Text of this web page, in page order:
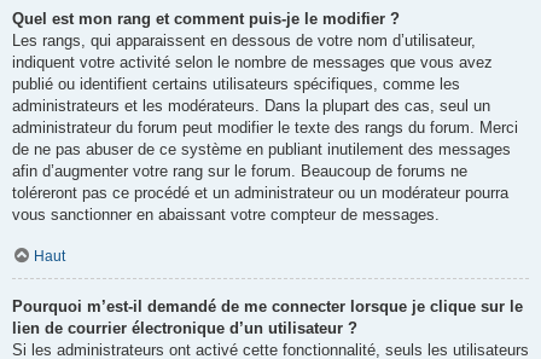
Quel est mon rang et comment puis-je le modifier ?
Les rangs, qui apparaissent en dessous de votre nom d’utilisateur,
indiquent votre activité selon le nombre de messages que vous avez
publié ou identifient certains utilisateurs spécifiques, comme les
administrateurs et les modérateurs. Dans la plupart des cas, seul un
administrateur du forum peut modifier le texte des rangs du forum. Merci
de ne pas abuser de ce système en publiant inutilement des messages
afin d’augmenter votre rang sur le forum. Beaucoup de forums ne
toléreront pas ce procédé et un administrateur ou un modérateur pourra
vous sanctionner en abaissant votre compteur de messages.
Haut
Pourquoi m’est-il demandé de me connecter lorsque je clique sur le
lien de courrier électronique d’un utilisateur ?
Si les administrateurs ont activé cette fonctionnalité, seuls les utilisateurs